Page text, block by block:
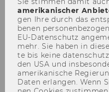
2020
amerikanischer
gen Ihre durch das
be­nen
EU-​Datenschutz
mehr. Sie haben in
te bis keine
den USA und
amerikanische
Daten er­lan­gen. Wenn